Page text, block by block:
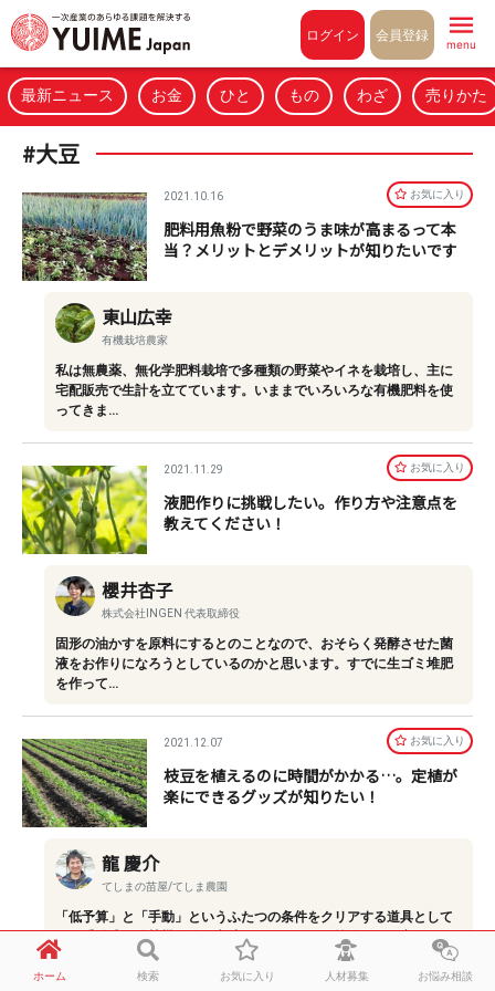
ログイン 会員登録
menu
最新ニュース お金 ひと もの わざ 売りかた
#大豆
2021.10.16 お気に⼊り
肥料用魚粉で野菜のうま味が高まるって本
当？メリットとデメリットが知りたいです
東山広幸
有機栽培農家
私は無農薬、無化学肥料栽培で多種類の野菜やイネを栽培し、主に
宅配販売で生計を立てています。いままでいろいろな有機肥料を使
ってきま…
2021.11.29 お気に⼊り
液肥作りに挑戦したい。作り方や注意点を
教えてください！
櫻井杏子
株式会社INGEN 代表取締役
固形の油かすを原料にするとのことなので、おそらく発酵させた菌
液をお作りになろうとしているのかと思います。すでに生ゴミ堆肥
を作って…
2021.12.07 お気に⼊り
枝豆を植えるのに時間がかかる…。定植が
楽にできるグッズが知りたい！
龍 慶介
てしまの苗屋/てしま農園
「低予算」と「手動」というふたつの条件をクリアする道具として
は、手動式の移植機を使う方法があります。予算的には、安いもの
では4,000…
ホーム 検索 お気に入り 人材募集 お悩み相談